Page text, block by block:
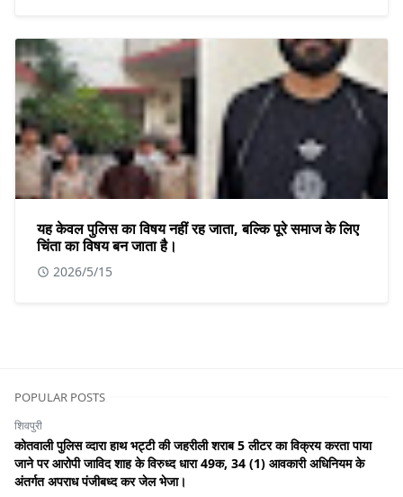
यह केवल पुलिस का विषय नहीं रह जाता, बल्कि पूरे समाज के लिए
चिंता का विषय बन जाता है।
2026/5/15
POPULAR POSTS
शिवपुरी
कोतवाली पुलिस व्दारा हाथ भट्टी की जहरीली शराब 5 लीटर का विक्रय करता पाया
जाने पर आरोपी जाविद शाह के विरुध्द धारा 49क, 34 (1) आवकारी अधिनियम के
अंतर्गत अपराध पंजीबध्द कर जेल भेजा।